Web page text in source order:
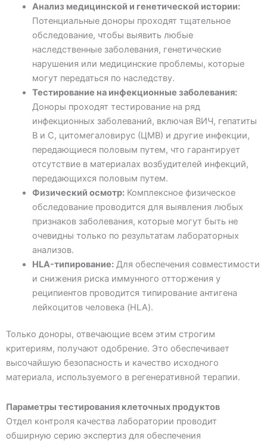
Анализ медицинской и генетической истории:
Потенциальные доноры проходят тщательное
обследование, чтобы выявить любые
наследственные заболевания, генетические
нарушения или медицинские проблемы, которые
могут передаться по наследству.
Тестирование на инфекционные заболевания:
Доноры проходят тестирование на ряд
инфекционных заболеваний, включая ВИЧ, гепатиты
В и С, цитомегаловирус (ЦМВ) и другие инфекции,
передающиеся половым путем, что гарантирует
отсутствие в материалах возбудителей инфекций,
передающихся половым путем.
Физический осмотр:Комплексное физическое
обследование проводится для выявления любых
признаков заболевания, которые могут быть не
очевидны только по результатам лабораторных
анализов.
HLA-типирование:Для обеспечения совместимости
и снижения риска иммунного отторжения у
реципиентов проводится типирование антигена
лейкоцитов человека (HLA).
Только доноры, отвечающие всем этим строгим
критериям, получают одобрение. Это обеспечивает
высочайшую безопасность и качество исходного
материала, используемого в регенеративной терапии.
Параметры тестирования клеточных продуктов
Отдел контроля качества лаборатории проводит
обширную серию экспертиз для обеспечения